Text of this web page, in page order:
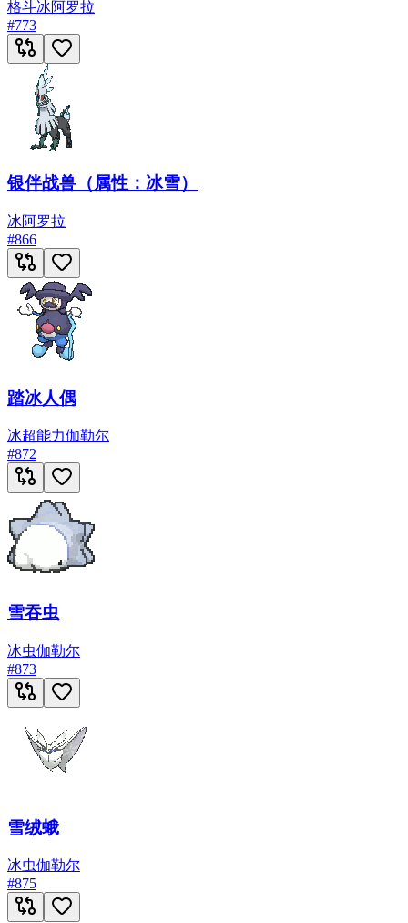
格斗冰阿罗拉
#773
银伴战兽（属性：冰雪）
冰阿罗拉
#866
踏冰人偶
冰超能力伽勒尔
#872
雪吞虫
冰虫伽勒尔
#873
雪绒蛾
冰虫伽勒尔
#875